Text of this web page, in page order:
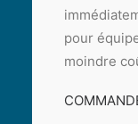
pour
moindre